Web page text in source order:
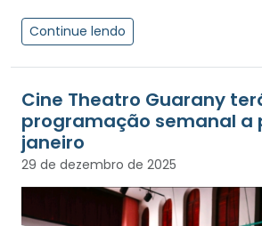
Continue lendo
Cine Theatro Guarany
programação semanal a
janeiro
29 de dezembro de 2025